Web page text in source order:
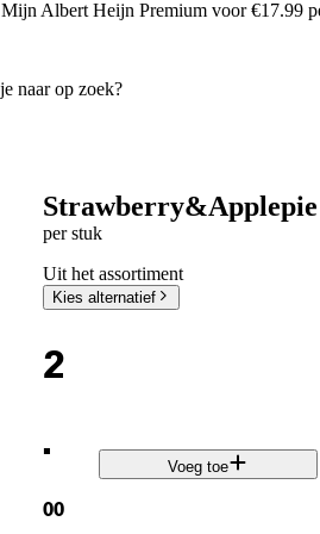
Mijn Albert Heijn Premium voor €17.99
per stuk
Uit het assortiment
Kies alternatief
2
.
00
Voeg toe